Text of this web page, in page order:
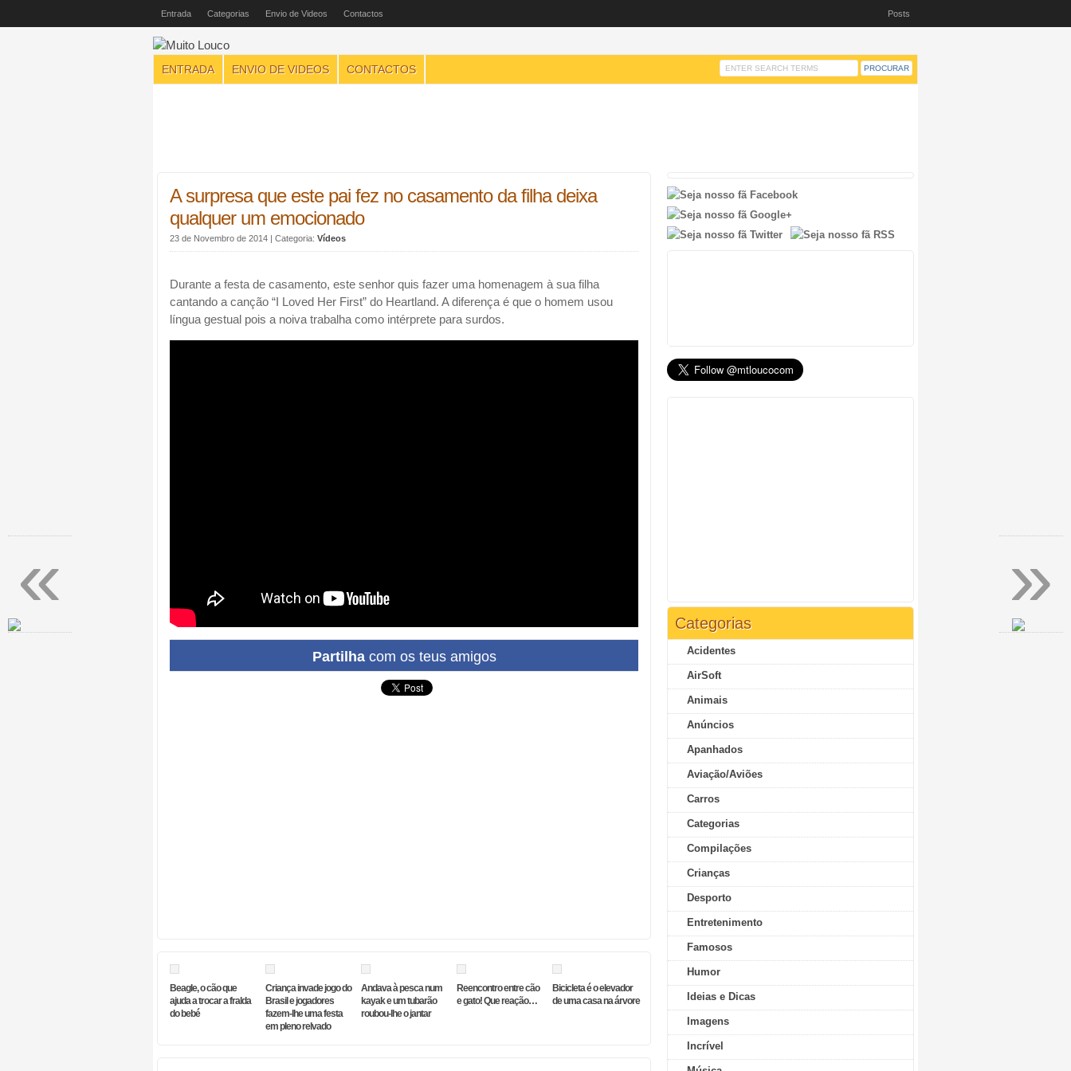
Entrada Categorias Envio de Videos Contactos Posts
ENTRADA ENVIO DE VIDEOS CONTACTOS
A surpresa que este pai fez no casamento da filha deixa
qualquer um emocionado
23 de Novembro de 2014 | Categoria: Vídeos
Durante a festa de casamento, este senhor quis fazer uma homenagem à sua filha
cantando a canção “I Loved Her First” do Heartland. A diferença é que o homem usou
língua gestual pois a noiva trabalha como intérprete para surdos.
Partilhacom os teus amigos
Beagle, o cão que
ajuda a trocar a fralda
do bebé
Criança invade jogo do
Brasil e jogadores
fazem-lhe uma festa
em pleno relvado
Andava à pesca num
kayak e um tubarão
roubou-lhe o jantar
Reencontro entre cão
e gato! Que reação…
Bicicleta é o elevador
de uma casa na árvore
Categorias
Acidentes
AirSoft
Animais
Anúncios
Apanhados
Aviação/Aviões
Carros
Categorias
Compilações
Crianças
Desporto
Entretenimento
Famosos
Humor
Ideias e Dicas
Imagens
Incrível
»
«